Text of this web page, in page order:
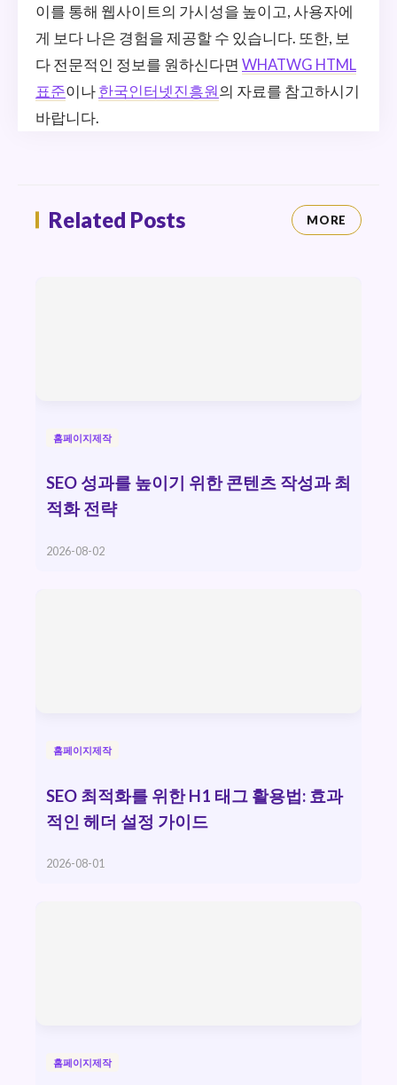
이를 통해 웹사이트의 가시성을 높이고, 사용자에
게 보다 나은 경험을 제공할 수 있습니다. 또한, 보
다 전문적인 정보를 원하신다면 WHATWG HTML
표준이나한국인터넷진흥원의 자료를 참고하시기
바랍니다.
Related Posts MORE
홈페이지제작
SEO 성과를 높이기 위한 콘텐츠 작성과 최
적화 전략
2026-08-02
홈페이지제작
SEO 최적화를 위한 H1 태그 활용법: 효과
적인 헤더 설정 가이드
2026-08-01
홈페이지제작